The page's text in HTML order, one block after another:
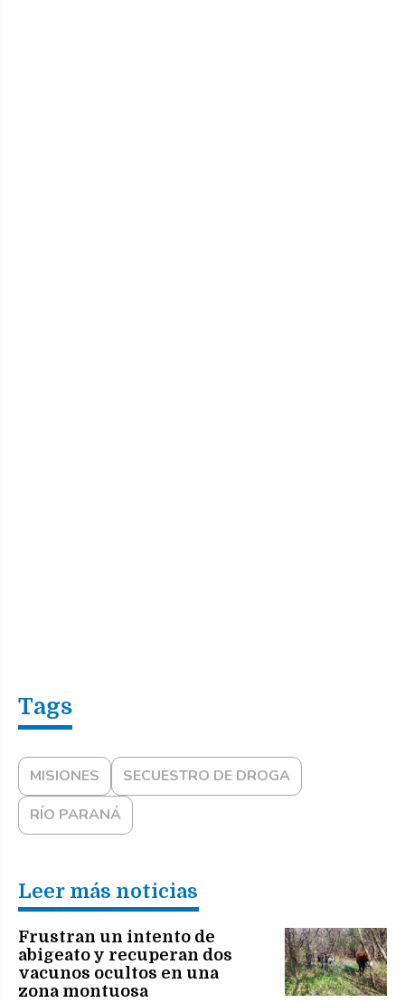
MISIONES
SECUESTRO DE DROGA
RÍO PARANÁ
Leer más noticias
Frustran un intento de
abigeato y recuperan dos
vacunos ocultos en una
zona montuosa